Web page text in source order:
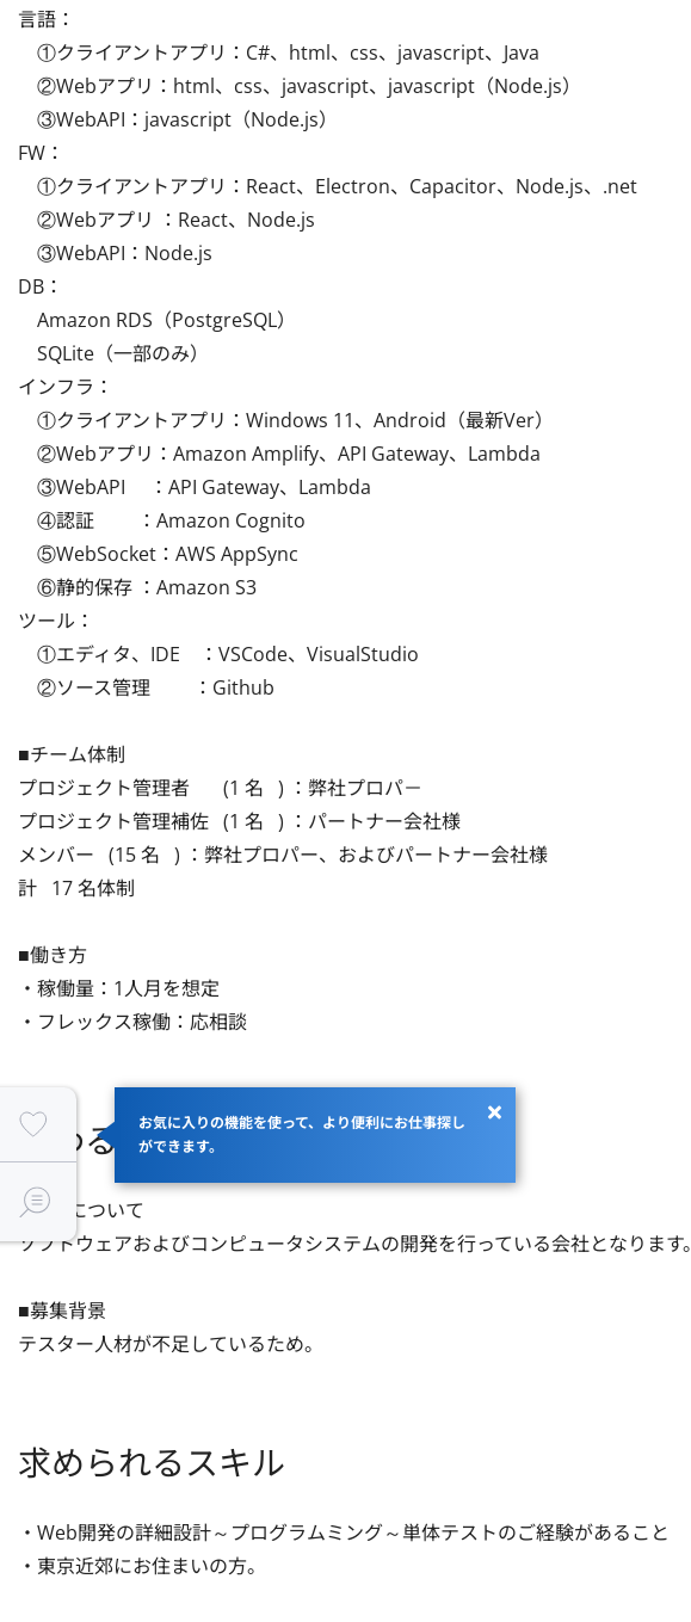
お気に入りの機能を使って、より便利にお仕事探し
ができます。
言語：
①クライアントアプリ：C#、html、css、javascript、Java
②Webアプリ：html、css、javascript、javascript（Node.js）
③WebAPI：javascript（Node.js）
FW：
①クライアントアプリ：React、Electron、Capacitor、Node.js、.net
②Webアプリ ：React、Node.js
③WebAPI：Node.js
DB：
Amazon RDS（PostgreSQL）
SQLite（一部のみ）
インフラ：
①クライアントアプリ：Windows 11、Android（最新Ver）
②Webアプリ：Amazon Amplify、API Gateway、Lambda
③WebAPI　 ：API Gateway、Lambda
④認証　　 ：Amazon Cognito
⑤WebSocket：AWS AppSync
⑥静的保存 ：Amazon S3
ツール：
①エディタ、IDE　：VSCode、VisualStudio
②ソース管理　　 ：Github
■チーム体制
プロジェクト管理者   　(1 名   ) ：弊社プロパ－
プロジェクト管理補佐   (1 名   ) ：パートナー会社様
メンバー   (15 名   ) ：弊社プロパー、およびパートナー会社様
計   17 名体制
■働き方
・稼働量：1人月を想定
・フレックス稼働：応相談
関わるサービス・プロダクト
■企業について
ソフトウェアおよびコンピュータシステムの開発を行っている会社となります。
■募集背景
テスター人材が不足しているため。
求められるスキル
・Web開発の詳細設計～プログラムミング～単体テストのご経験があること
・東京近郊にお住まいの方。